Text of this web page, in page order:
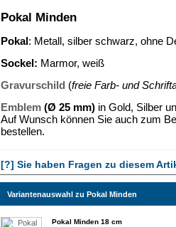
Pokal Minden
Pokal: Metall, silber schwarz, ohne
Sockel: Marmor, weiß
Gravurschild (freie Farb- und
Emblem (Ø 25 mm) in Gold, Silber
Auf Wunsch können Sie auch zum
bestellen.
[?] Sie haben Fragen zu diesem
Variantenauswahl zu Pokal Minden
Pokal Minden 18 cm